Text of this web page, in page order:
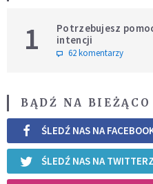
1
Potrzebujesz
intencji
62 komentarzy
BĄDŹ NA BIEŻĄCO
ŚLEDŹ NAS NA
ŚLEDŹ NAS NA